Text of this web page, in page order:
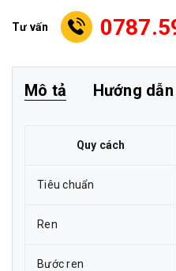
Tư vấn
Mô tả Hướng
Quy cách
Tiêu chuẩn
Ren
Bước ren